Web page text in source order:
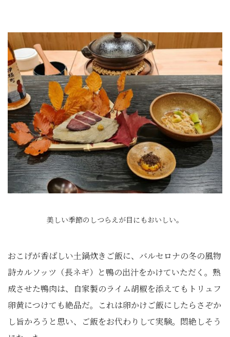
美しい季節のしつらえが目にもおいしい。
おこげが香ばしい土鍋炊きご飯に、バルセロナの冬の風物
詩カルソッツ（長ネギ）と鴨の出汁をかけていただく。熟
成させた鴨肉は、自家製のライム胡椒を添えてもトリュフ
卵黄につけても絶品だ。これは卵かけご飯にしたらさぞか
し旨かろうと思い、ご飯をお代わりして実験。悶絶しそう